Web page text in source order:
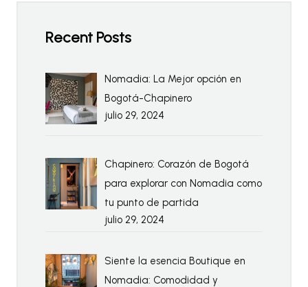
Recent Posts
Nomadia: La Mejor opción en
Bogotá-Chapinero
julio 29, 2024
Chapinero: Corazón de Bogotá
para explorar con Nomadia como
tu punto de partida
julio 29, 2024
Siente la esencia Boutique en
Nomadia: Comodidad y